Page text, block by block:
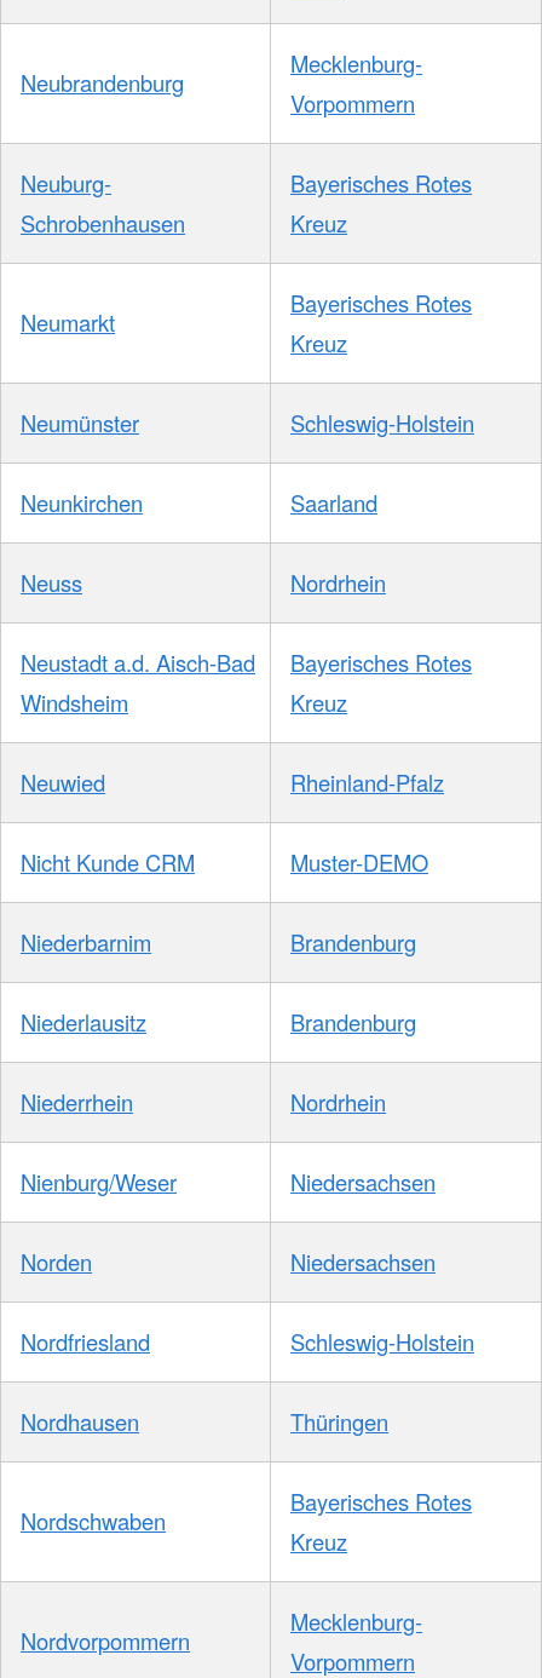
Neubrandenburg
Mecklenburg-
Vorpommern
Neuburg-
Schrobenhausen
Bayerisches Rotes
Kreuz
Neumarkt
Bayerisches Rotes
Kreuz
Neumünster Schleswig-Holstein
Neunkirchen Saarland
Neuss Nordrhein
Neustadt a.d. Aisch-Bad
Windsheim
Bayerisches Rotes
Kreuz
Neuwied Rheinland-Pfalz
Nicht Kunde CRM Muster-DEMO
Niederbarnim Brandenburg
Niederlausitz Brandenburg
Niederrhein Nordrhein
Nienburg/Weser Niedersachsen
Norden Niedersachsen
Nordfriesland Schleswig-Holstein
Nordhausen Thüringen
Nordschwaben
Bayerisches Rotes
Kreuz
Nordvorpommern
Mecklenburg-
Vorpommern